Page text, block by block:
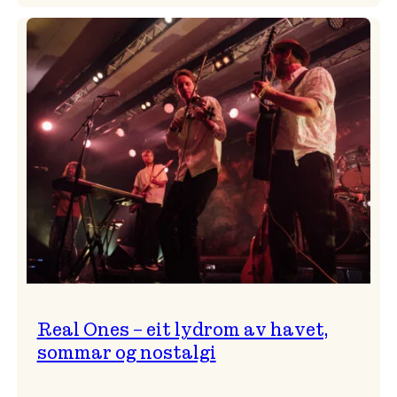
provoserande
og
…?
Real Ones – eit lydrom av havet,
sommar og nostalgi